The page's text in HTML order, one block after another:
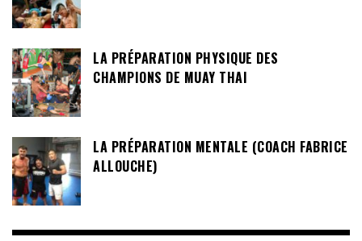
LA PRÉPARATION PHYSIQUE DES
CHAMPIONS DE MUAY THAI
LA PRÉPARATION MENTALE (COACH FABRICE
ALLOUCHE)